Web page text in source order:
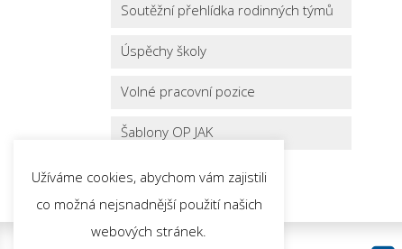
Soutěžní přehlídka rodinných týmů
Úspěchy školy
Volné pracovní pozice
Šablony OP JAK
Užíváme cookies, abychom vám zajistili
co možná nejsnadnější použití našich
webových stránek.